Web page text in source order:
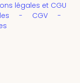
légales et CGU
CGV